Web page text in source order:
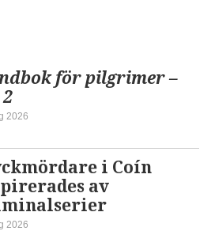
för pilgrimer –
2026
i Coín
av
2026